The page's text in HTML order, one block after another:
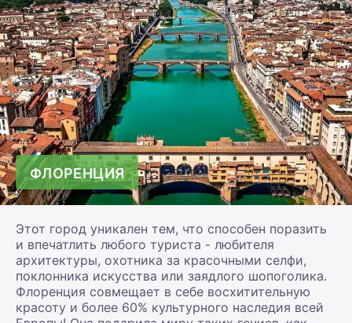
ФЛОРЕНЦИЯ
Этот город уникален тем, что способен поразить
и впечатлить любого туриста - любителя
архитектуры, охотника за красочными селфи,
поклонника искусства или заядлого шопоголика.
Флоренция совмещает в себе восхитительную
красоту и более 60% культурного наследия всей